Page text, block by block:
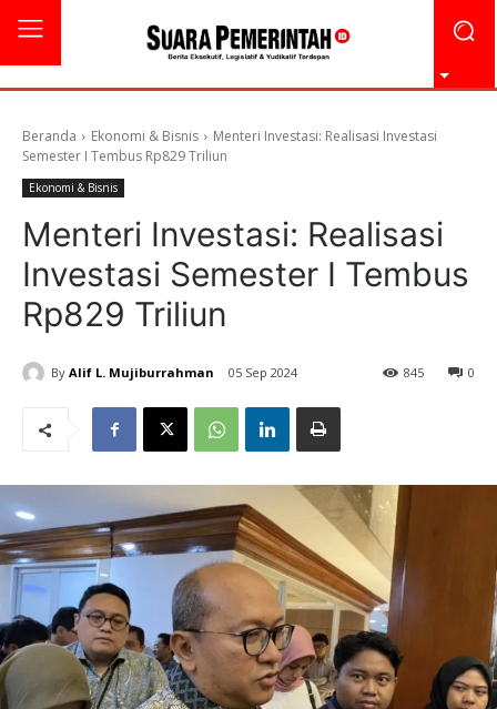
Beranda Ekonomi & Bisnis
Menteri Investasi: Realisasi Investasi
Semester I Tembus Rp829 Triliun
Ekonomi & Bisnis
Menteri Investasi: Realisasi
Investasi Semester I Tembus
Rp829 Triliun
By Alif L. Mujiburrahman 05 Sep 2024 0
845